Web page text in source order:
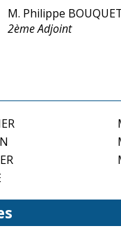
M. Philippe
2ème Adjoint